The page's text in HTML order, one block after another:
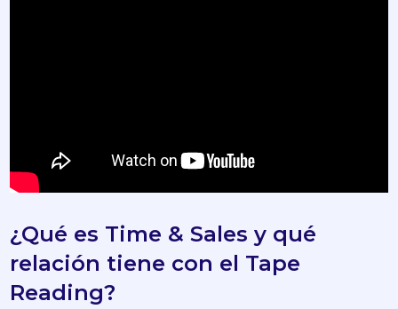
¿Qué es Time & Sales y qué
relación tiene con el Tape
Reading?